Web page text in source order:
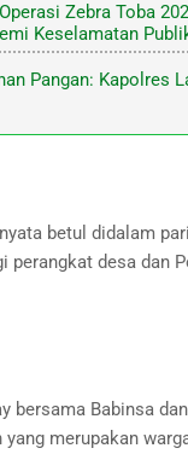
Zebra Toba
Keselamatan
Pangan: Kapolres
betul didalam
perangkat desa dan
bersama Babinsa
merupakan